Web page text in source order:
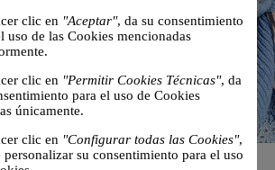
clic en "Aceptar", da su consentimiento
uso de las Cookies mencionadas
clic en "Permitir Cookies Técnicas", da
para el uso de Cookies
únicamente.
clic en "Configurar todas las Cookies",
personalizar su consentimiento para el uso